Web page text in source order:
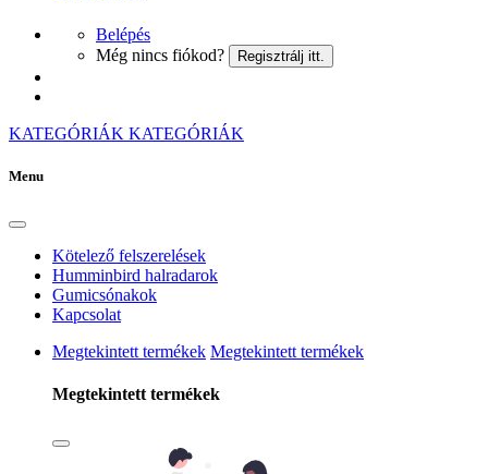
Belépés
Még nincs fiókod?
Regisztrálj itt.
KATEGÓRIÁK KATEGÓRIÁK
Menu
Kötelező felszerelések
Humminbird halradarok
Gumicsónakok
Kapcsolat
Megtekintett termékek Megtekintett termékek
Megtekintett termékek